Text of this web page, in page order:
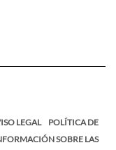
LEGAL
POLÍTICA DE
SOBRE LAS